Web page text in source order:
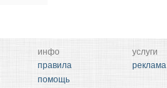
инфо
правила
помощь
услуги
реклама